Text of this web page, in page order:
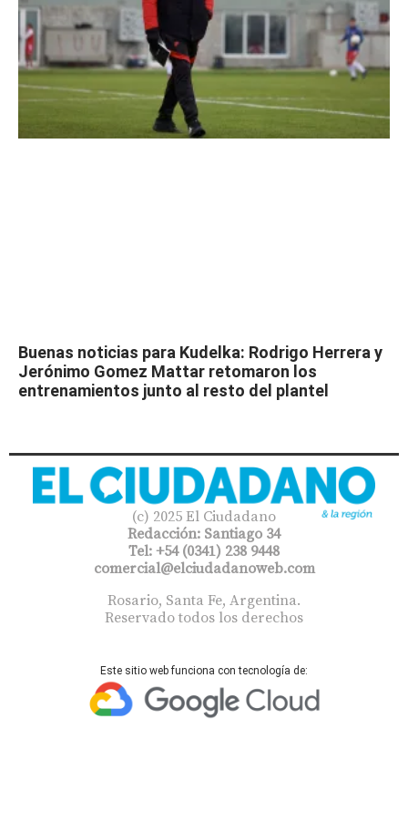
Buenas noticias para Kudelka: Rodrigo Herrera y
Jerónimo Gomez Mattar retomaron los
entrenamientos junto al resto del plantel
(c) 2025 El Ciudadano
Redacción: Santiago 34
Tel: +54 (0341) 238 9448
comercial@elciudadanoweb.com​
Rosario, Santa Fe, Argentina.
Reservado todos los derechos
Este sitio web funciona con tecnología de: